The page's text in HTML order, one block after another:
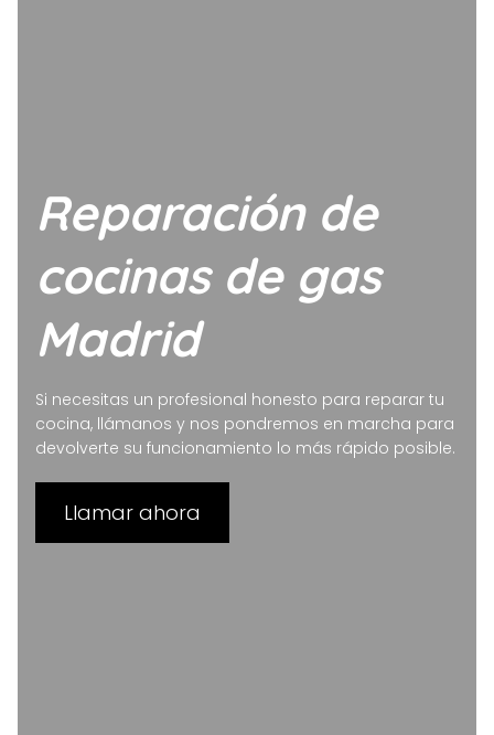
Reparación de
cocinas de gas
Madrid
Si necesitas un profesional honesto para reparar tu
cocina, llámanos y nos pondremos en marcha para
devolverte su funcionamiento lo más rápido posible.
Llamar ahora